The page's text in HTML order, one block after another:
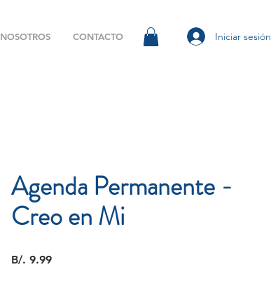
NOSOTROS CONTACTO Iniciar sesión
Agenda Permanente -
Creo en Mi
B/. 9.99Precio